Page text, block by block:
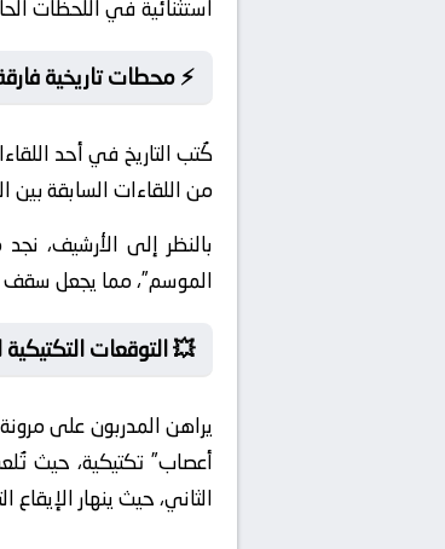
استثنائية في اللحظات
⚡ محطات تاريخية
من اللقاءات السابقة
بالنظر إلى الأرشيف،
الموسم”، مما يجعل سقف
💥 التوقعات التكتيكية
يراهن المدربون على
أعصاب” تكتيكية، حيث
الثاني، حيث ينهار